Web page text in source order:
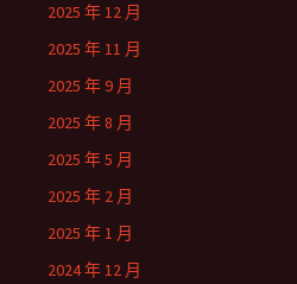
2025 年 12 月
2025 年 11 月
2025 年 9 月
2025 年 8 月
2025 年 5 月
2025 年 2 月
2025 年 1 月
2024 年 12 月